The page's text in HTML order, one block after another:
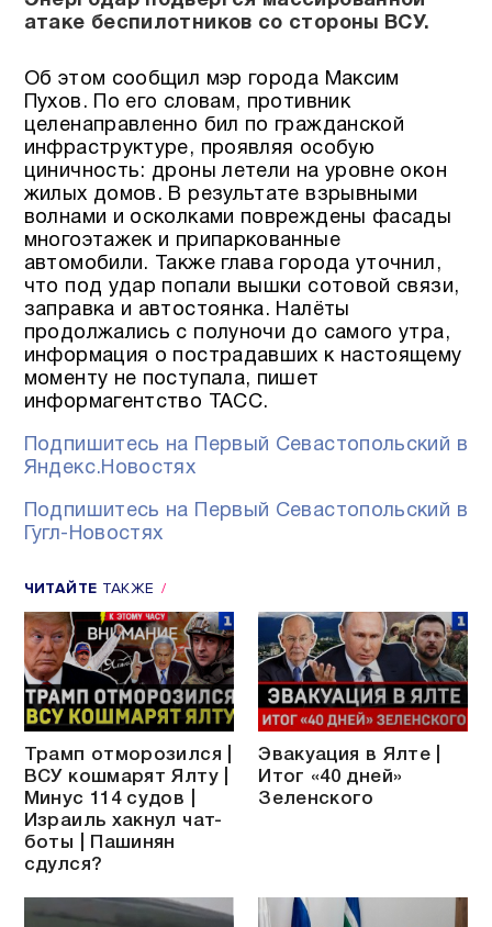
атаке беспилотников со стороны ВСУ.
Об этом сообщил мэр города Максим
Пухов. По его словам, противник
целенаправленно бил по гражданской
инфраструктуре, проявляя особую
циничность: дроны летели на уровне окон
жилых домов. В результате взрывными
волнами и осколками повреждены фасады
многоэтажек и припаркованные
автомобили. Также глава города уточнил,
что под удар попали вышки сотовой связи,
заправка и автостоянка. Налёты
продолжались с полуночи до самого утра,
информация о пострадавших к настоящему
моменту не поступала, пишет
информагентство ТАСС.
Подпишитесь на Первый Севастопольский в
Яндекс.Новостях
Подпишитесь на Первый Севастопольский в
Гугл-Новостях
ЧИТАЙТЕ ТАКЖЕ
Трамп отморозился |
ВСУ кошмарят Ялту |
Минус 114 судов |
Израиль хакнул чат-
боты | Пашинян
сдулся?
Эвакуация в Ялте |
Итог «40 дней»
Зеленского